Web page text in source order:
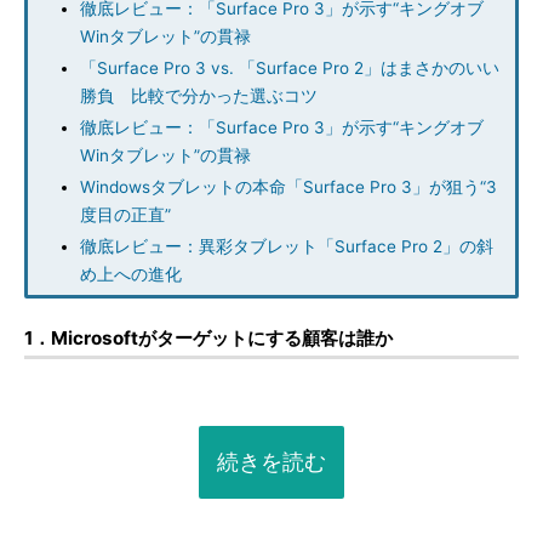
徹底レビュー：「Surface Pro 3」が示す“キングオブ
Winタブレット”の貫禄
「Surface Pro 3 vs. 「Surface Pro 2」はまさかのいい
勝負 比較で分かった選ぶコツ
徹底レビュー：「Surface Pro 3」が示す“キングオブ
Winタブレット”の貫禄
Windowsタブレットの本命「Surface Pro 3」が狙う“3
度目の正直”
徹底レビュー：異彩タブレット「Surface Pro 2」の斜
め上への進化
1．Microsoftがターゲットにする顧客は誰か
続きを読む